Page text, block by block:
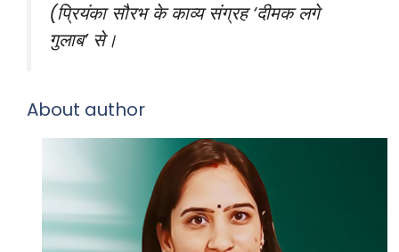
(प्रियंका सौरभ के काव्य संग्रह ‘दीमक लगे
गुलाब’ से।
About author